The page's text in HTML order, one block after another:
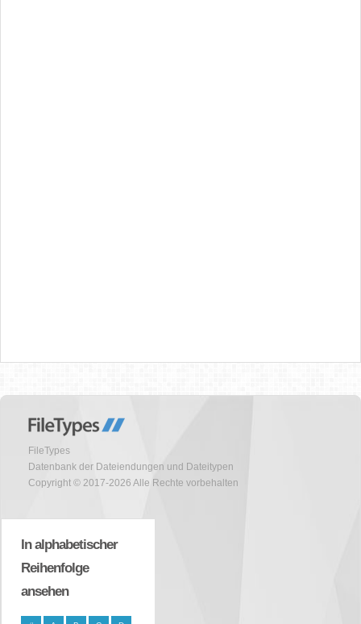
FileTypes
Datenbank der Dateiendungen und Dateitypen
Copyright © 2017-2026 Alle Rechte vorbehalten
In alphabetischer
Reihenfolge
ansehen